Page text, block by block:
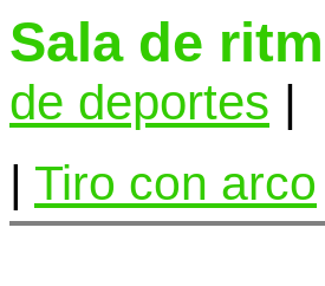
Sala de
de deportes |
Tiro con arco